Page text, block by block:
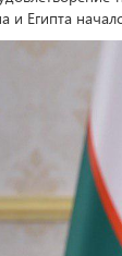
и Египта